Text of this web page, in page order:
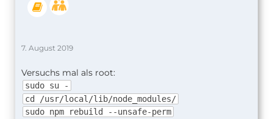
7. August 2019
Versuchs mal als root:
sudo su -
cd /usr/local/lib/node_modules/
sudo npm rebuild --unsafe-perm